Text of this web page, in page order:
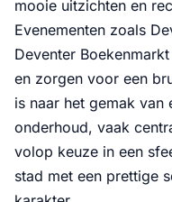
mooie uitzichten en
Evenementen zoals
Deventer
en zorgen voor een
is naar het gemak van
onderhoud, vaak
volop keuze in een
stad met een prettige